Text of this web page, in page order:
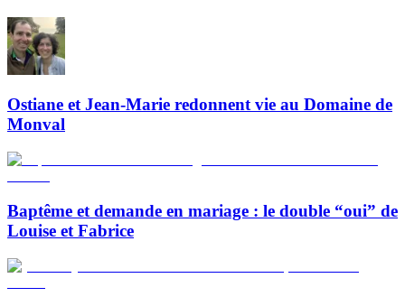
Ostiane et Jean-Marie redonnent vie au Domaine de
Monval
Baptême et demande en mariage : le double “oui” de
Louise et Fabrice